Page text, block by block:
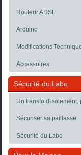
Routeur ADSL
Arduino
Modifications
Accessoires
Sécurité du Labo
Un transfo
Sécuriser sa paillasse
Sécurité du Labo